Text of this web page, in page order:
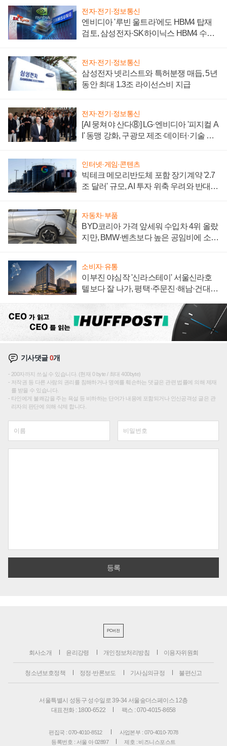
전자·전기·정보통신
엔비디아 '루빈 울트라'에도 HBM4 탑재
검토, 삼성전자·SK하이닉스 HBM4 수율
전자·전기·정보통신
삼성전자 넷리스트와 특허분쟁 매듭, 5년
동안 최대 1.3조 라이선스비 지급
전자·전기·정보통신
[AI 뭉쳐야 산다⑧] LG·엔비디아 '피지컬 A
I' 동맹 강화, 구광모 제조·데이터·기술 결
인터넷·게임·콘텐츠
빅테크 메모리반도체 포함 장기계약 '2.7
조 달러' 규모, AI 투자 위축 우려와 반대
자동차·부품
BYD코리아 가격 앞세워 수입차 4위 올랐
지만, BMW·벤츠보다 높은 공임비에 소비
소비자·유통
이부진 야심작 '신라스테이' 서울신라호
텔보다 잘 나가, 평택·주문진·해남·건대로
기사댓글0개
200자까지 쓰실 수 있습니다. (현재 0 byte / 최대 400byte)
저작권 등 다른 사람의 권리를 침해하거나 명예를 훼손하는 댓글은 관련 법률에 의해 제재
를 받을 수 있습니다.
타인에게 불쾌감을 주는 욕설 등 비하하는 단어가 내용에 포함되거나 인신공격성 글은 관
리자의 판단에 의해 삭제 합니다.
PC버전
회사소개 윤리강령 개인정보처리방침 이용자위원회
청소년보호정책 정정·반론보도 기사심의규정 불편신고
서울특별시 성동구 성수일로 39-34 서울숲더스페이스 12층
대표전화 : 1800-6522
팩스 : 070-4015-8658
편집국 : 070-4010-8512
사업본부 : 070-4010-7078
등록번호 : 서울 아 02897
제호 : 비즈니스포스트